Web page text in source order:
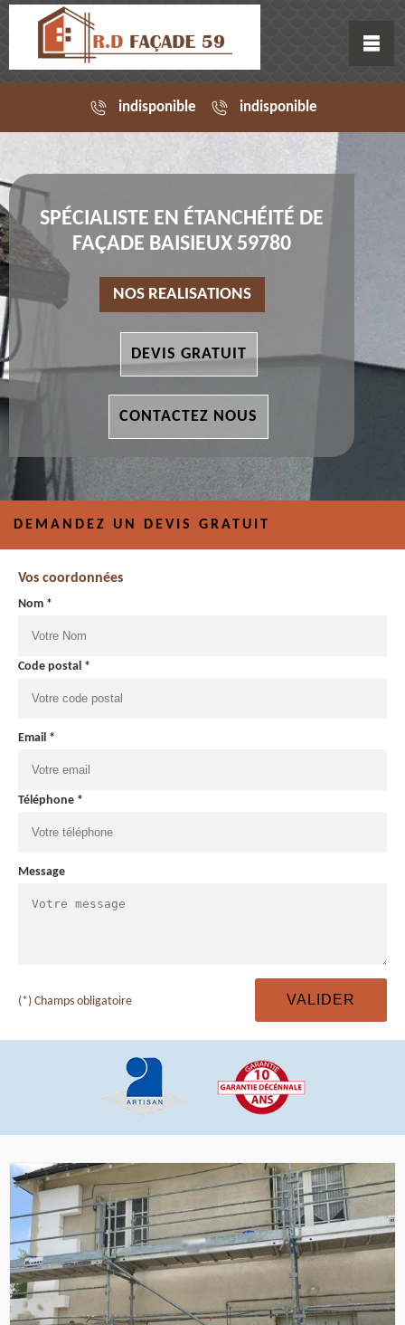
indisponible indisponible
SPÉCIALISTE EN ÉTANCHÉITÉ DE
FAÇADE BAISIEUX 59780
NOS REALISATIONS
DEVIS GRATUIT
CONTACTEZ NOUS
DEMANDEZ UN DEVIS GRATUIT
Vos coordonnées
Nom *
Code postal *
Email *
Téléphone *
Message
(*) Champs obligatoire